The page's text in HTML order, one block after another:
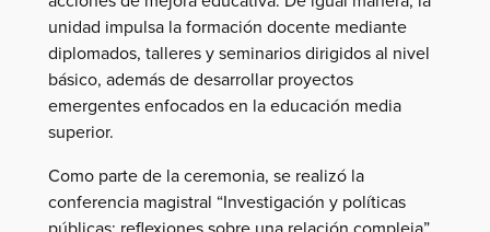
unidad impulsa la formación docente mediante
diplomados, talleres y seminarios dirigidos al nivel
básico, además de desarrollar proyectos
emergentes enfocados en la educación media
superior.
Como parte de la ceremonia, se realizó la
conferencia magistral “Investigación y políticas
públicas: reflexiones sobre una relación compleja”,